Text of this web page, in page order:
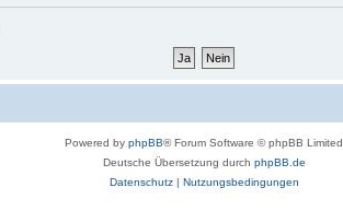
Powered by phpBB® Forum Software © phpBB Limited
Deutsche Übersetzung durch phpBB.de
Datenschutz| Nutzungsbedingungen